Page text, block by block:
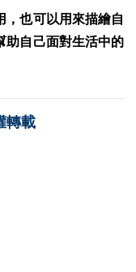
，也可以用來描繪自
助自己面對生活中的
轉載